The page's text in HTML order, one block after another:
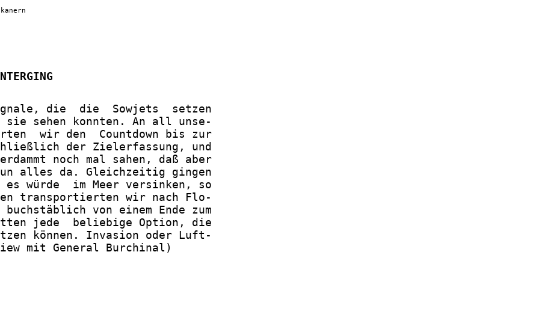
die  die  Sowjets  setzen
sehen konnten. An all unse-
wir den  Countdown bis zur
der Zielerfassung, und
noch mal sahen, daß aber
alles da. Gleichzeitig gingen
würde  im Meer versinken, so
transportierten wir nach Flo-
von einem Ende zum
jede  beliebige Option, die
können. Invasion oder Luft-
mit General Burchinal)